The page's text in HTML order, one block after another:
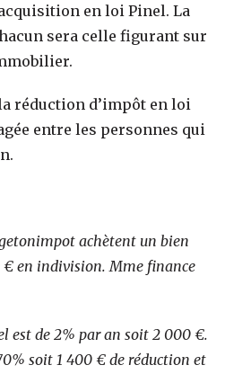
en loi Pinel. La
sera celle figurant sur
réduction d’impôt en loi
entre les personnes qui
achètent un bien
€ en indivision. Mme finance
est de 2% par an soit 2 000 €.
soit 1 400 € de réduction et